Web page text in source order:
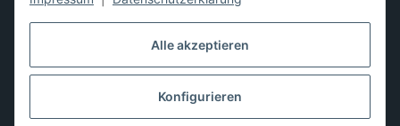
Vertrag widerrufen
Alle akzeptieren
Konfigurieren